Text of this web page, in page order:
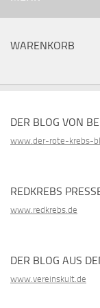
WARENKORB
DER BLOG VON
www.der-rote-krebs-
REDKREBS
www.redkrebs.de
DER BLOG AUS
www.vereinskult.de